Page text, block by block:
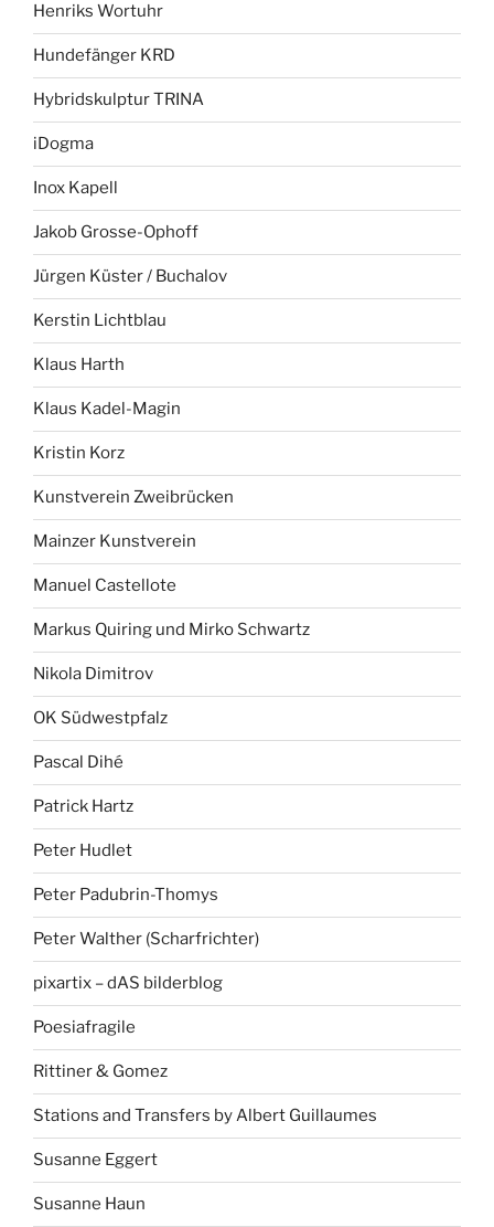
Henriks Wortuhr
Hundefänger KRD
Hybridskulptur TRINA
iDogma
Inox Kapell
Jakob Grosse-Ophoff
Jürgen Küster / Buchalov
Kerstin Lichtblau
Klaus Harth
Klaus Kadel-Magin
Kristin Korz
Kunstverein Zweibrücken
Mainzer Kunstverein
Manuel Castellote
Markus Quiring und Mirko Schwartz
Nikola Dimitrov
OK Südwestpfalz
Pascal Dihé
Patrick Hartz
Peter Hudlet
Peter Padubrin-Thomys
Peter Walther (Scharfrichter)
pixartix – dAS bilderblog
Poesiafragile
Rittiner & Gomez
Stations and Transfers by Albert Guillaumes
Susanne Eggert
Susanne Haun